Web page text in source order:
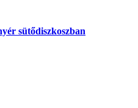
sütődiszkoszban